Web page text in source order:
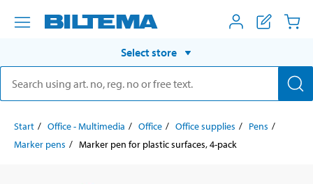
Select store
Start Office - Multimedia Office Office supplies
Pens
Marker pens
Marker pen for plastic surfaces, 4-pack